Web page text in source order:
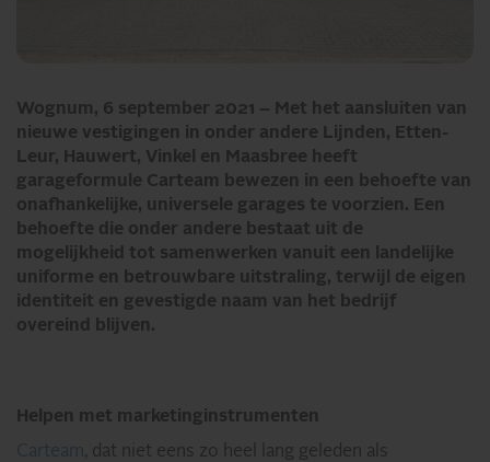
Wognum, 6 september 2021 – Met het aansluiten van
nieuwe vestigingen in onder andere Lijnden, Etten-
Leur, Hauwert, Vinkel en Maasbree heeft
garageformule Carteam bewezen in een behoefte van
onafhankelijke, universele garages te voorzien. Een
behoefte die onder andere bestaat uit de
mogelijkheid tot samenwerken vanuit een landelijke
uniforme en betrouwbare uitstraling, terwijl de eigen
identiteit en gevestigde naam van het bedrijf
overeind blijven.
Helpen met marketinginstrumenten
Carteam, dat niet eens zo heel lang geleden als